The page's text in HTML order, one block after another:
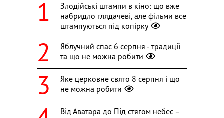
Злодійські штампи в кіно: що вже
набридло глядачеві, але фільми все
штампуються під копірку
Яблучний спас 6 серпня - традиції
та що не можна робити
Яке церковне свято 8 серпня і що
не можна робити
Від Аватара до Під стягом небес –